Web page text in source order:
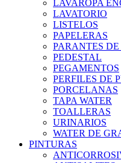
LAVAROPA
LAVATORIO
LISTELOS
PAPELERAS
PARANTES
PEDESTAL
PEGAMENTOS
PERFILES DE
PORCELANAS
TAPA WATER
TOALLERAS
URINARIOS
WATER DE
PINTURAS